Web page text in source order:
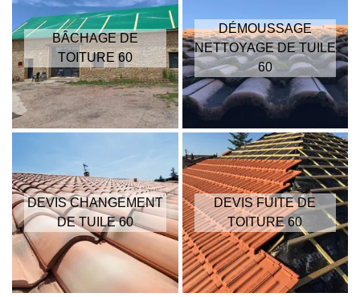
BÂCHAGE DE
TOITURE 60
DÉMOUSSAGE
NETTOYAGE DE TUILE
60
DEVIS CHANGEMENT
DE TUILE 60
DEVIS FUITE DE
TOITURE 60